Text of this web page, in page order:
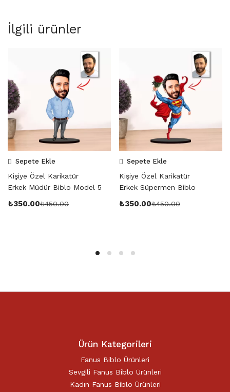
İlgili ürünler
Sepete Ekle
Kişiye Özel Karikatür
Erkek Müdür Biblo Model 5
₺350.00₺450.00
Sepete Ekle
Kişiye Özel Karikatür
Erkek Süpermen Biblo
₺350.00₺450.00
Ürün Kategorileri
Fanus Biblo Ürünleri
Sevgili Fanus Biblo Ürünleri
Kadın Fanus Biblo Ürünleri